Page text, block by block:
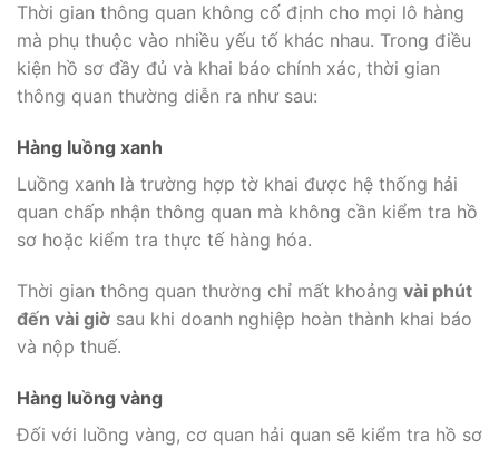
Thời gian thông quan không cố định cho mọi lô hàng
mà phụ thuộc vào nhiều yếu tố khác nhau. Trong điều
kiện hồ sơ đầy đủ và khai báo chính xác, thời gian
thông quan thường diễn ra như sau:
Hàng luồng xanh
Luồng xanh là trường hợp tờ khai được hệ thống hải
quan chấp nhận thông quan mà không cần kiểm tra hồ
sơ hoặc kiểm tra thực tế hàng hóa.
Thời gian thông quan thường chỉ mất khoảng vài phút
đến vài giờ sau khi doanh nghiệp hoàn thành khai báo
và nộp thuế.
Hàng luồng vàng
Đối với luồng vàng, cơ quan hải quan sẽ kiểm tra hồ sơ